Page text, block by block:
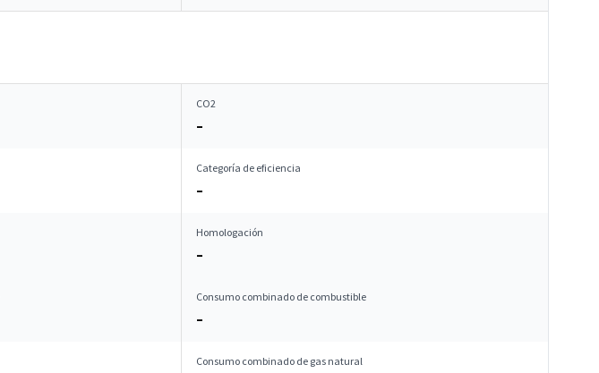
CO2
–
Categoría de eficiencia
–
Homologación
–
Consumo combinado de combustible
–
Consumo combinado de gas natural